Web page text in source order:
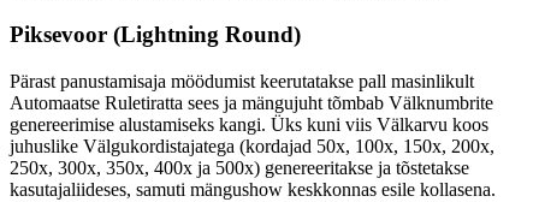
Piksevoor (Lightning Round)
Pärast panustamisaja möödumist keerutatakse pall masinlikult
Automaatse Ruletiratta sees ja mängujuht tõmbab Välknumbrite
genereerimise alustamiseks kangi. Üks kuni viis Välkarvu koos
juhuslike Välgukordistajatega (kordajad 50x, 100x, 150x, 200x,
250x, 300x, 350x, 400x ja 500x) genereeritakse ja tõstetakse
kasutajaliideses, samuti mängushow keskkonnas esile kollasena.